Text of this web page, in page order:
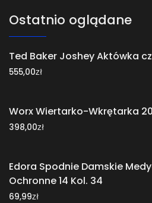
Ostatnio oglądane
Ted Baker Joshey Aktówka
555,00zł
Worx Wiertarko-Wkrętarka
398,00zł
Edora Spodnie Damskie
Ochronne 14 Kol. 34
69,99zł